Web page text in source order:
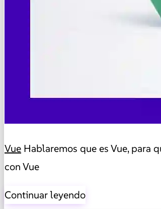
Vue Hablaremos que es Vue, para
con Vue
Continuar leyendo